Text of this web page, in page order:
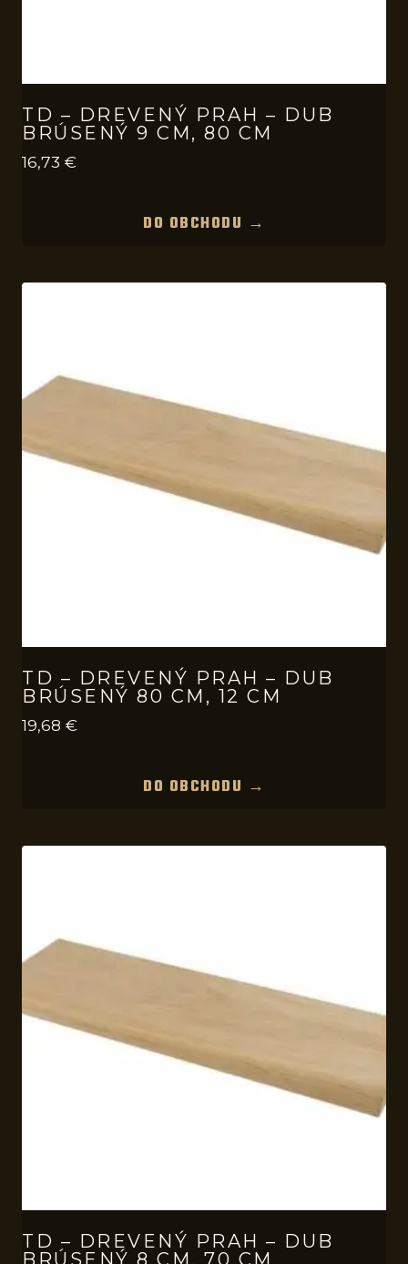
TD – DREVENÝ PRAH – DUB
BRÚSENÝ 9 CM, 80 CM
16,73 €
DO OBCHODU →
TD – DREVENÝ PRAH – DUB
BRÚSENÝ 80 CM, 12 CM
19,68 €
DO OBCHODU →
TD – DREVENÝ PRAH – DUB
BRÚSENÝ 8 CM, 70 CM